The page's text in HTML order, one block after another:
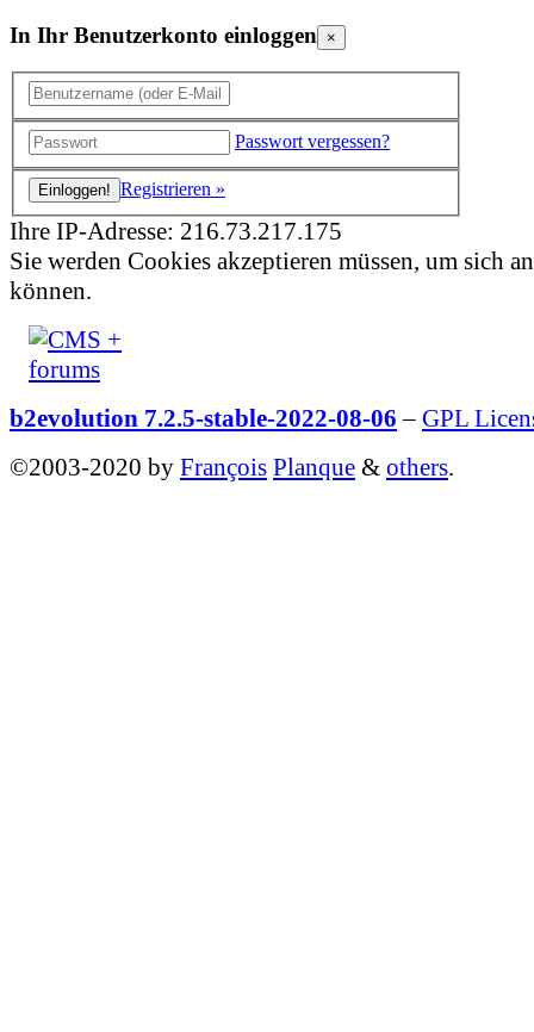
In Ihr Benutzerkonto einloggen ×
Passwort vergessen?
Registrieren »
Ihre IP-Adresse: 216.73.217.175
Sie werden Cookies akzeptieren müssen, um sich
können.
b2evolution 7.2.5-stable-2022-08-06 – GPL
©2003-2020 by François Planque & others.